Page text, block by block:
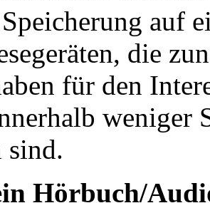
auf
die
für den
weniger
sind.
Hörbuch/